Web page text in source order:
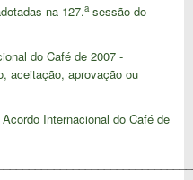
na 127.asessão do
do Café de 2007 -
aceitação, aprovação ou
Internacional do Café de